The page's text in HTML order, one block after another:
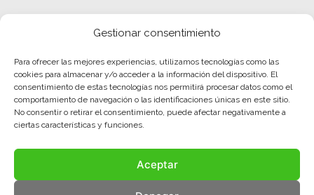
Gestionar consentimiento
Para ofrecer las mejores experiencias, utilizamos tecnologías como las
cookies para almacenar y/o acceder a la información del dispositivo. El
consentimiento de estas tecnologías nos permitirá procesar datos como el
comportamiento de navegación o las identificaciones únicas en este sitio.
No consentir o retirar el consentimiento, puede afectar negativamente a
ciertas características y funciones.
Aceptar